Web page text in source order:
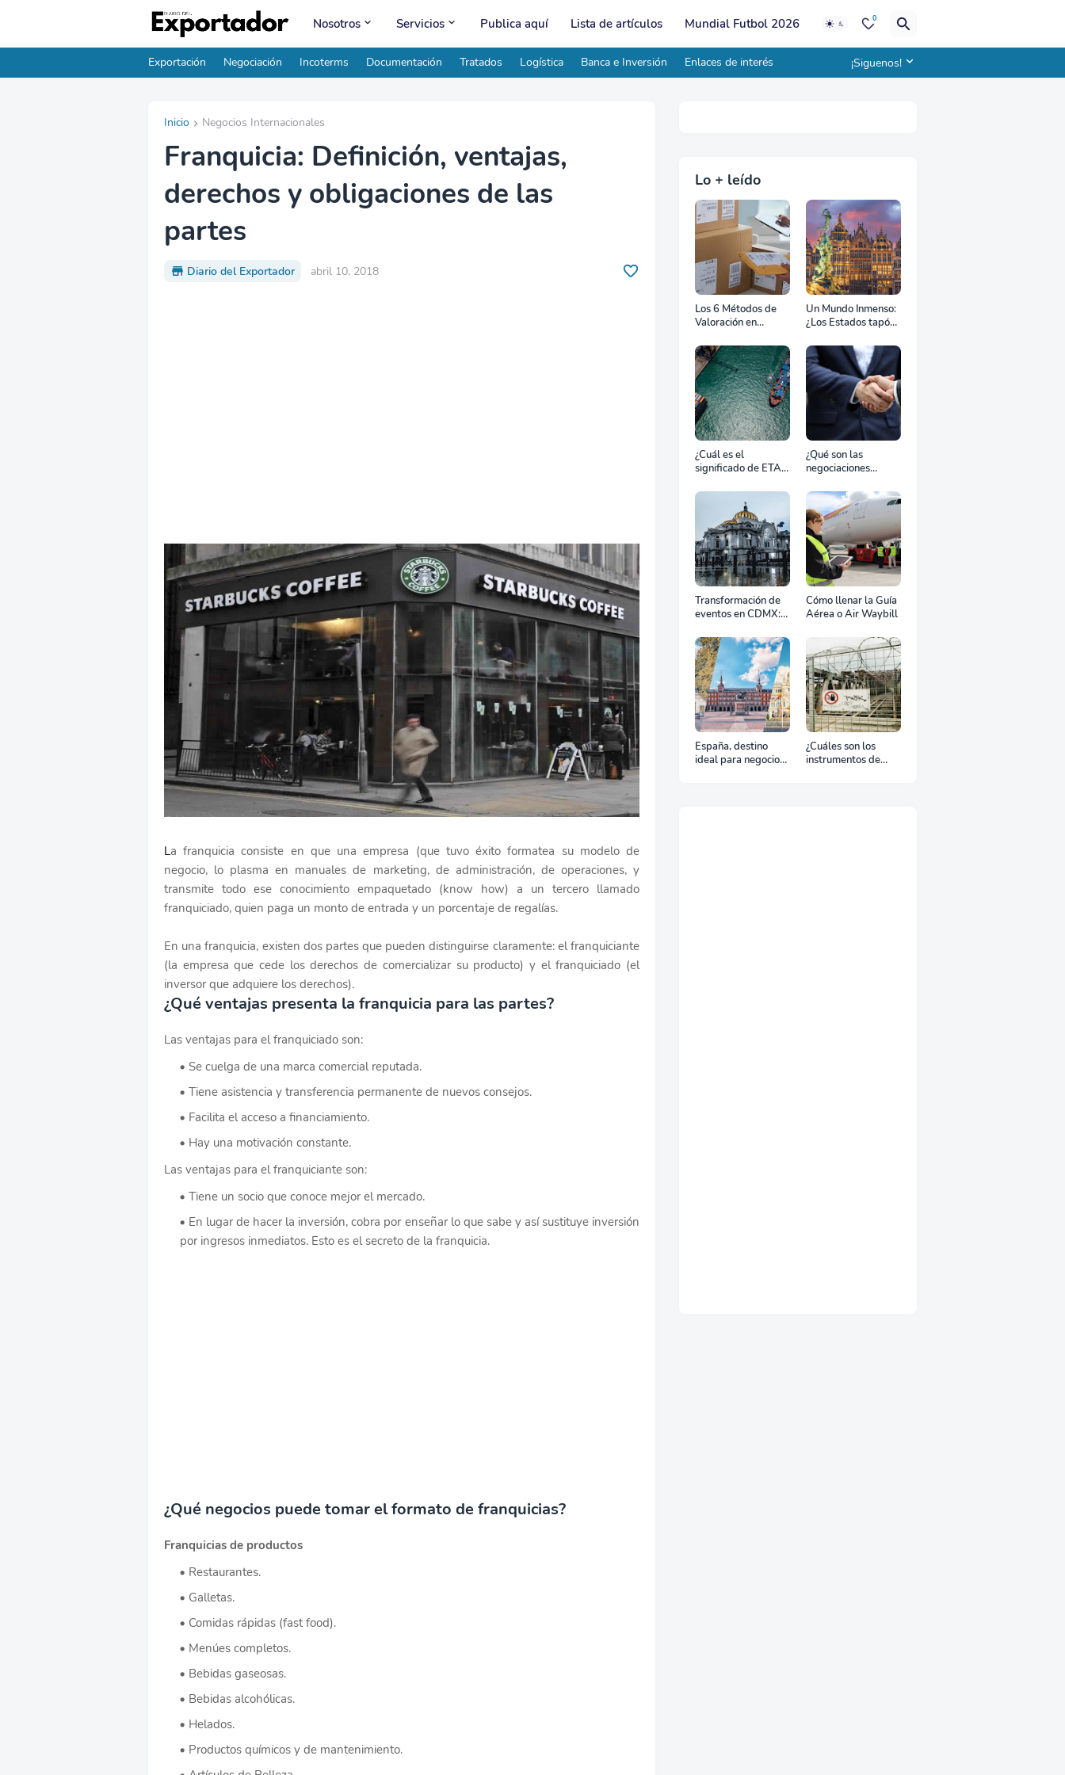
Nosotros Servicios Publica aquí Lista de artículos Mundial Futbol 2026 0
Exportación Negociación Incoterms Documentación Tratados Logística Banca e Inversión Enlaces de interés ¡Siguenos!
Inicio Negocios Internacionales
Franquicia: Definición, ventajas,
derechos y obligaciones de las
partes
Diario del Exportador abril 10, 2018
La franquicia consiste en que una empresa (que tuvo éxito formatea su modelo de
negocio, lo plasma en manuales de marketing, de administración, de operaciones, y
transmite todo ese conocimiento empaquetado (know how) a un tercero llamado
franquiciado, quien paga un monto de entrada y un porcentaje de regalías.
En una franquicia, existen dos partes que pueden distinguirse claramente: el franquiciante
(la empresa que cede los derechos de comercializar su producto) y el franquiciado (el
inversor que adquiere los derechos).
¿Qué ventajas presenta la franquicia para las partes?
Las ventajas para el franquiciado son:
Se cuelga de una marca comercial reputada.
Tiene asistencia y transferencia permanente de nuevos consejos.
Facilita el acceso a financiamiento.
Hay una motivación constante.
Las ventajas para el franquiciante son:
Tiene un socio que conoce mejor el mercado.
En lugar de hacer la inversión, cobra por enseñar lo que sabe y así sustituye inversión
por ingresos inmediatos. Esto es el secreto de la franquicia.
¿Qué negocios puede tomar el formato de franquicias?
Franquicias de productos
Restaurantes.
Galletas.
Comidas rápidas (fast food).
Menúes completos.
Bebidas gaseosas.
Bebidas alcohólicas.
Helados.
Productos químicos y de mantenimiento.
Lo + leído
Los 6 Métodos de
Valoración en
Un Mundo Inmenso:
¿Los Estados tapón,
o zona de combate?
¿Cuál es el
significado de ETA,
el transporte
marítimo?
¿Qué son las
negociaciones
Transformación de
eventos en CDMX:
profesional de
equipos define el
éxito de tu
celebración
Cómo llenar la Guía
Aérea o Air Waybill
España, destino
ideal para negocios
¿Cuáles son los
instrumentos de